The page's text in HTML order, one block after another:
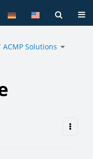
ACMP Solutions Toggle
the
hierarchy
tree